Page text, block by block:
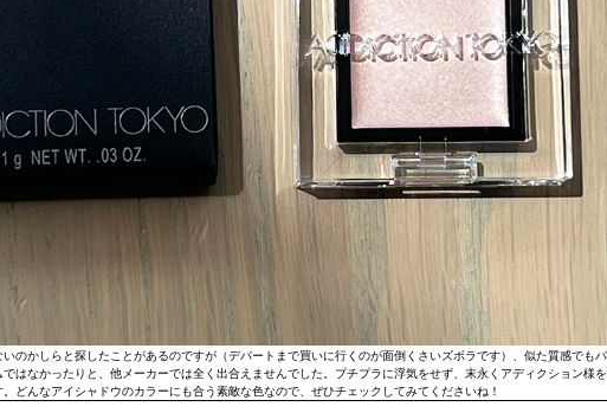
のかしらと探したことがあるのですが（デパートまで買いに行くのが面倒くさいズボラです）、似た質感でも
はなかったりと、他メーカーでは全く出合えませんでした。プチプラに浮気をせず、末永くアディクション様
。どんなアイシャドウのカラーにも合う素敵な色なので、ぜひチェックしてみてくださいね！